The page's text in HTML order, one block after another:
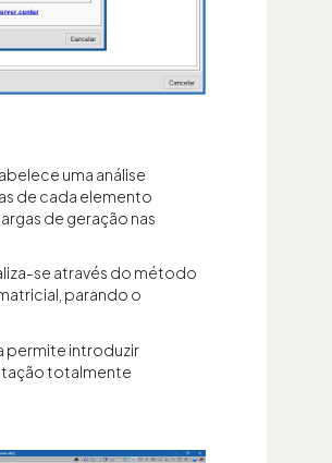
uma análise
de cada elemento
de geração nas
se através do método
parando o
permite introduzir
totalmente